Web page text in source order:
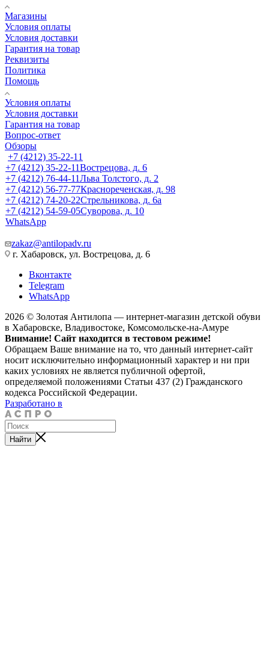
Магазины
Условия оплаты
Условия доставки
Гарантия на товар
Реквизиты
Политика
Помощь
Условия оплаты
Условия доставки
Гарантия на товар
Вопрос-ответ
Обзоры
+7 (4212) 35-22-11
+7 (4212) 35-22-11Вострецова, д. 6
+7 (4212) 76-44-11Льва Толстого, д. 2
+7 (4212) 56-77-77Краснореченская, д. 98
+7 (4212) 74-20-22Стрельникова, д. 6а
+7 (4212) 54-59-05Суворова, д. 10
WhatsApp
zakaz@antilopadv.ru
г. Хабаровск, ул. Вострецова, д. 6
Вконтакте
Telegram
WhatsApp
2026 © Золотая Антилопа — интернет-магазин детской обуви
в Хабаровске, Владивостоке, Комсомольске-на-Амуре
Внимание! Сайт находится в тестовом режиме!
Обращаем Ваше внимание на то, что данный интернет-сайт
носит исключительно информационный характер и ни при
каких условиях не является публичной офертой,
определяемой положениями Статьи 437 (2) Гражданского
кодекса Российской Федерации.
Разработано в
Найти